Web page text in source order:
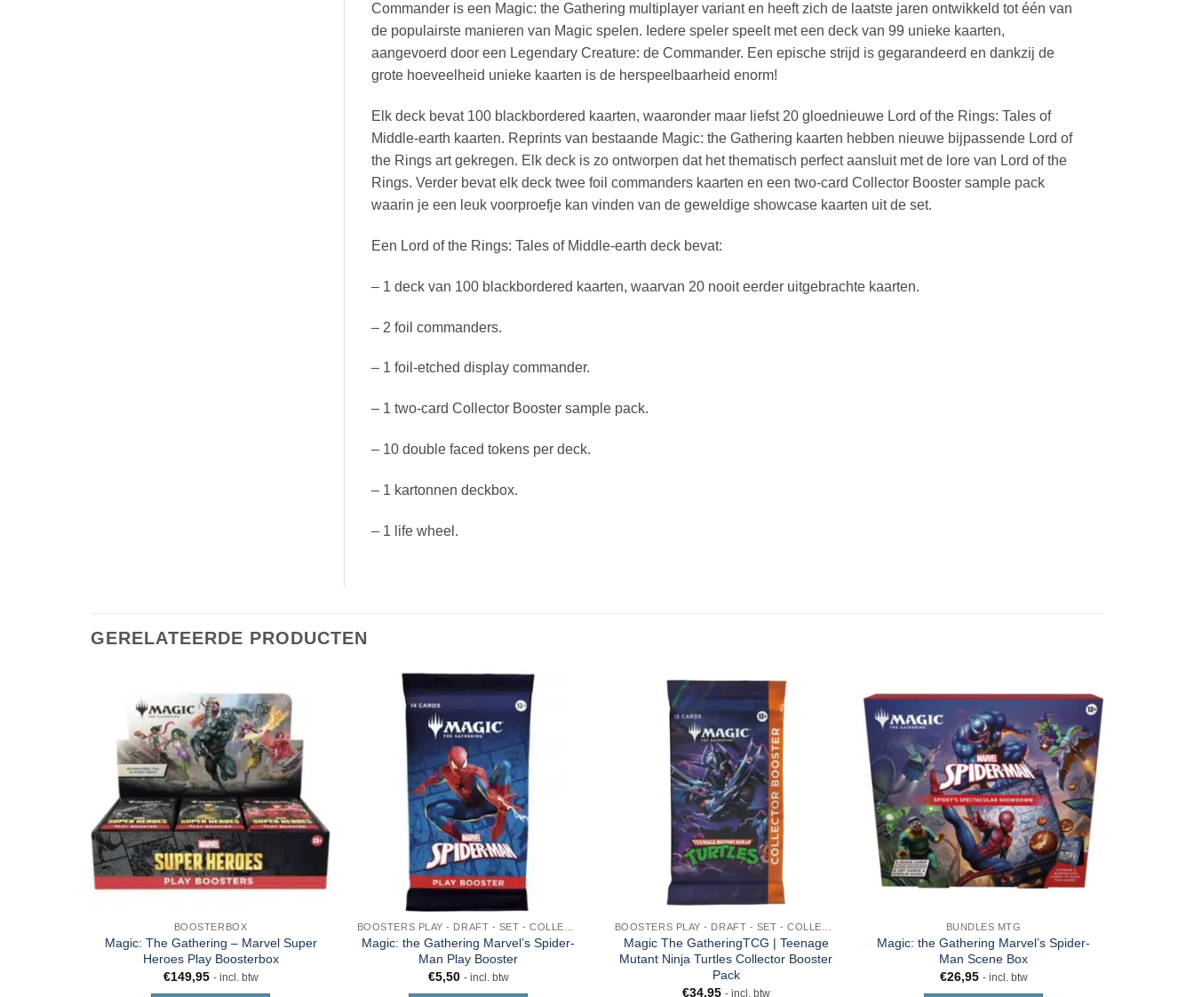
Commander is een Magic: the Gathering multiplayer variant en heeft zich de laatste jaren ontwikkeld tot één van
de populairste manieren van Magic spelen. Iedere speler speelt met een deck van 99 unieke kaarten,
aangevoerd door een Legendary Creature: de Commander. Een epische strijd is gegarandeerd en dankzij de
grote hoeveelheid unieke kaarten is de herspeelbaarheid enorm!
Elk deck bevat 100 blackbordered kaarten, waaronder maar liefst 20 gloednieuwe Lord of the Rings: Tales of
Middle-earth kaarten. Reprints van bestaande Magic: the Gathering kaarten hebben nieuwe bijpassende Lord of
the Rings art gekregen. Elk deck is zo ontworpen dat het thematisch perfect aansluit met de lore van Lord of the
Rings. Verder bevat elk deck twee foil commanders kaarten en een two-card Collector Booster sample pack
waarin je een leuk voorproefje kan vinden van de geweldige showcase kaarten uit de set.
Een Lord of the Rings: Tales of Middle-earth deck bevat:
– 1 deck van 100 blackbordered kaarten, waarvan 20 nooit eerder uitgebrachte kaarten.
– 2 foil commanders.
– 1 foil-etched display commander.
– 1 two-card Collector Booster sample pack.
– 10 double faced tokens per deck.
– 1 kartonnen deckbox.
– 1 life wheel.
GERELATEERDE PRODUCTEN
BOOSTERBOX
Magic: The Gathering – Marvel Super
Heroes Play Boosterbox
€149,95 - incl. btw
Magic: the Gathering Marvel’s Spider-
Man Play Booster
€5,50 - incl. btw
Magic The GatheringTCG | Teenage
Mutant Ninja Turtles Collector Booster
Pack
€34,95 - incl. btw
BUNDLES MTG
Magic: the Gathering Marvel’s Spider-
Man Scene Box
€26,95 - incl. btw